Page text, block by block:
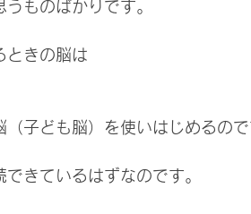
ものばかりです。
ときの脳は
子ども脳）を使いはじめるの
きているはずなのです。